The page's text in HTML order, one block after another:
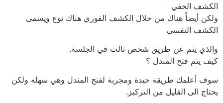
الكشف الخفي
ولكن أيضاً هناك من خلال الكشف الفوري هناك نوع ويسمى
الكشف النفسي
والذي يتم عن طريق شخص ثالث في الجلسة.
كيف يتم فتح المندل ؟
سوف أعلمك طريقة جيدة ومجربة لفتح المندل وهي سهله ولكن
يحتاج الى القليل من التركيز.